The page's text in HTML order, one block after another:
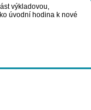
výkladovou,
úvodní hodina k nové